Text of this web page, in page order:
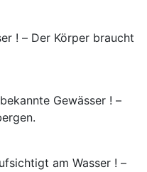
! – Der Körper braucht
Gewässer ! –
am Wasser ! –